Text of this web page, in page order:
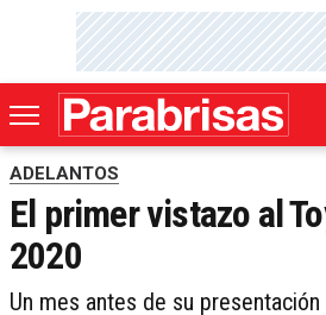
ADELANTOS
El primer vistazo al
2020
Un mes antes de su